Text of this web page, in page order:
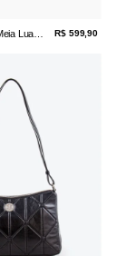
Lua
R$ 599,90